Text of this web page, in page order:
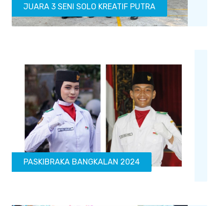
JUARA 3 SENI SOLO KREATIF PUTRA
PASKIBRAKA BANGKALAN 2024